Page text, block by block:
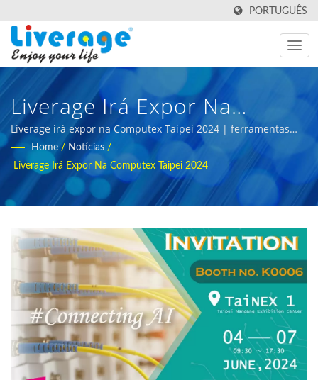
PORTUGUÊS
Liverage Irá Expor Na
Computex Taipei 2024 |
Transceptores Ópticos Para
Redes 5g E
Liverage irá expor na Computex Taipei 2024 | ferramentas
inovadoras de teste de fibra óptica para data centers
Home / Notícias /
Liverage Irá Expor Na Computex Taipei 2024